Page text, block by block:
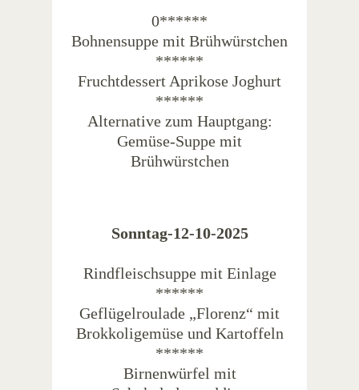
0******
Bohnensuppe mit Brühwürstchen
******
Fruchtdessert Aprikose Joghurt
******
Alternative zum Hauptgang:
Gemüse-Suppe mit
Brühwürstchen
Sonntag-12-10-2025
Rindfleischsuppe mit Einlage
******
Geflügelroulade „Florenz“ mit
Brokkoligemüse und Kartoffeln
******
Birnenwürfel mit